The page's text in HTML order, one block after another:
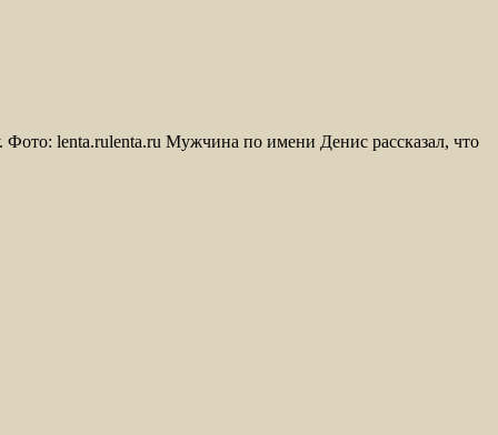
lenta.rulenta.ru Мужчина по имени Денис рассказал, что